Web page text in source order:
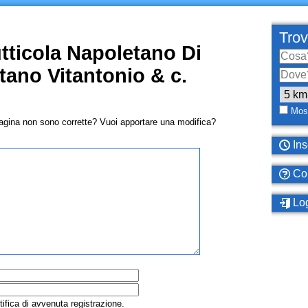
Napoletano Di
Vitantonio & c.
non sono corrette? Vuoi apportare una modifica?
di avvenuta registrazione.